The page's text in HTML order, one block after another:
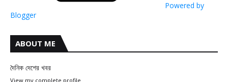
Powered by
Blogger
ABOUT ME
দৈনিক দেশের খবর
View my complete profile